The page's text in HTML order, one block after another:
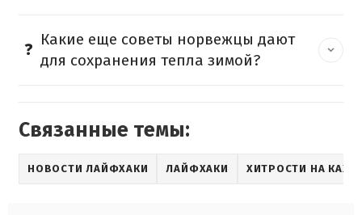
Какие еще советы норвежцы дают
для сохранения тепла зимой?
Связанные темы:
НОВОСТИ ЛАЙФХАКИ ЛАЙФХАКИ ХИТРОСТИ НА